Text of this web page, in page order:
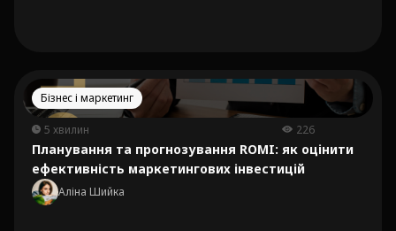
Бізнес і маркетинг
5 хвилин 226
Планування та прогнозування ROMI: як оцінити
ефективність маркетингових інвестицій
Аліна Шийка